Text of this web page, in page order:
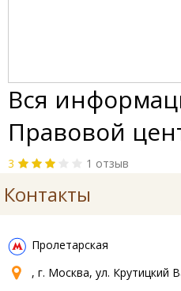
Вся
Правовой
3 1 отзыв
Контакты
Пролетарская
, г. Москва, ул. Крутицкий